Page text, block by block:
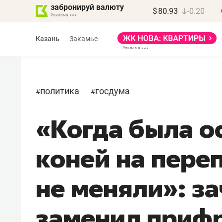
забронируй валюту $ 80.93 -0.20
Казань Закамье
#политика #госдума
«Когда была
коней на
не меняли»:
Василь Мазитов
МАРТ
«Не зная местных
потерять минимум